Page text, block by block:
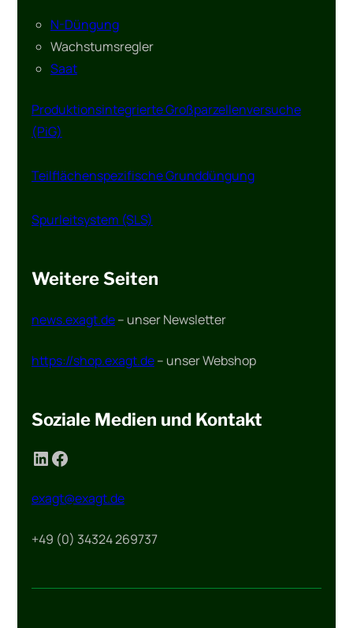
N-Düngung
Wachstumsregler
Saat
Produktionsintegrierte Großparzellenversuche
(PiG)
Teilflächenspezifische Grunddüngung
Spurleitsystem (SLS)
Weitere Seiten
news.exagt.de– unser Newsletter
https://shop.exagt.de– unser Webshop
Soziale Medien und Kontakt
LinkedIn Facebook
exagt@exagt.de
+49 (0) 34324 269737